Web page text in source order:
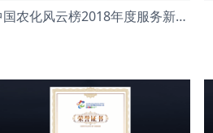
中国农化风云榜2018年度服务新模式